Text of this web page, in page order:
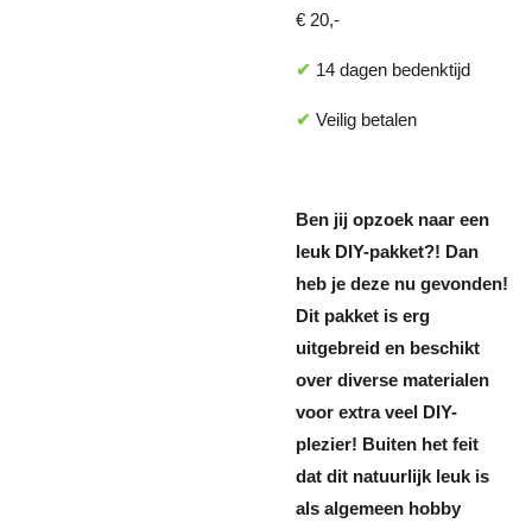
€ 20,-
✔ 14 dagen bedenktijd
✔ Veilig betalen
Ben jij opzoek naar een
leuk DIY-pakket?! Dan
heb je deze nu gevonden!
Dit pakket is erg
uitgebreid en beschikt
over diverse materialen
voor extra veel DIY-
plezier! Buiten het feit
dat dit natuurlijk leuk is
als algemeen hobby